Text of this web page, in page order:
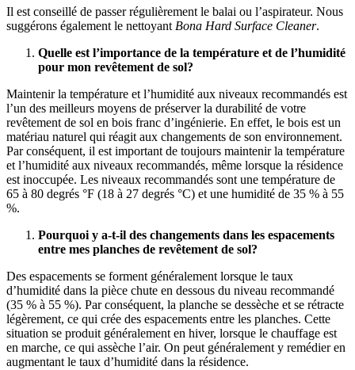
Il est conseillé de passer régulièrement le balai ou l’aspirateur. Nous
suggérons également le nettoyant Bona Hard Surface Cleaner.
Quelle est l’importance de la température et de l’humidité
pour mon revêtement de sol?
Maintenir la température et l’humidité aux niveaux recommandés est
l’un des meilleurs moyens de préserver la durabilité de votre
revêtement de sol en bois franc d’ingénierie. En effet, le bois est un
matériau naturel qui réagit aux changements de son environnement.
Par conséquent, il est important de toujours maintenir la température
et l’humidité aux niveaux recommandés, même lorsque la résidence
est inoccupée. Les niveaux recommandés sont une température de
65 à 80 degrés °F (18 à 27 degrés °C) et une humidité de 35 % à 55
%.
Pourquoi y a-t-il des changements dans les espacements
entre mes planches de revêtement de sol?
Des espacements se forment généralement lorsque le taux
d’humidité dans la pièce chute en dessous du niveau recommandé
(35 % à 55 %). Par conséquent, la planche se dessèche et se rétracte
légèrement, ce qui crée des espacements entre les planches. Cette
situation se produit généralement en hiver, lorsque le chauffage est
en marche, ce qui assèche l’air. On peut généralement y remédier en
augmentant le taux d’humidité dans la résidence.